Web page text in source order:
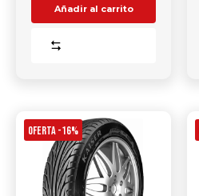
Añadir al carrito
OFERTA -16%